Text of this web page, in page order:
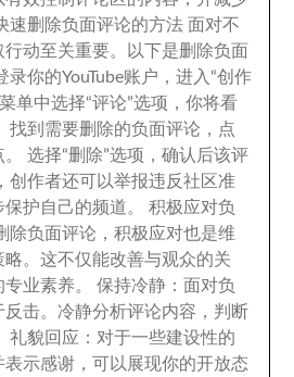
速删除负面评论的方法 面对不
行动至关重要。
以下是删除负面
录你的YouTube账户 ，进入“创作
单中选择“评论”选项 ，你将看
找到需要删除的负面评论 ， 点
。选择“删除”选项 ，确认后该评
，创作者还可以举报违反社区准
保护自己的频道。积极应对负
除负面评论 ，积极应对也是维
略。这不仅能改善与观众的关
专业素养。保持冷静 ： 面对负
反击。冷静分析评论内容 ， 判断
礼貌回应 ： 对于一些建设性的
表示感谢 ， 可以展现你的开放态